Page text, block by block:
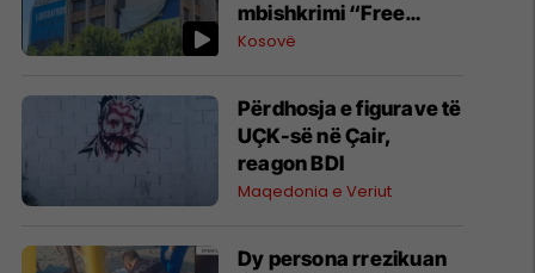
mbishkrimi “Free
Ukraine” nga Prishtina
Kosovë
Përdhosja e figurave të
UÇK-së në Çair,
reagon BDI
Maqedonia e Veriut
Dy persona rrezikuan